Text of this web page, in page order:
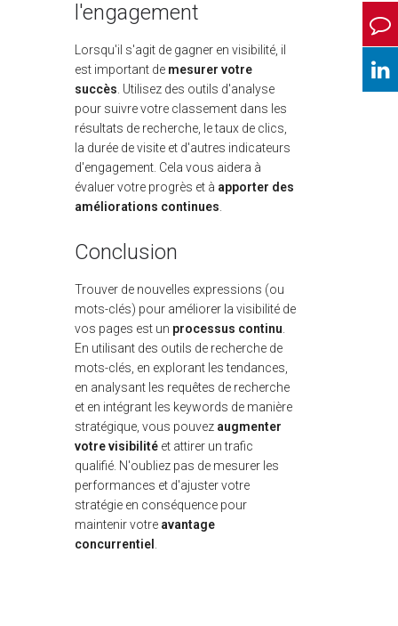
l'engagement
Lorsqu'il s'agit de gagner en visibilité, il
est important de mesurer votre
succès . Utilisez des outils d'analyse
pour suivre votre classement dans les
résultats de recherche, le taux de clics,
la durée de visite et d'autres indicateurs
d'engagement. Cela vous aidera à
évaluer votre progrès et à apporter des
améliorations continues
Conclusion
Trouver de nouvelles expressions (ou
mots-clés) pour améliorer la visibilité de
vos pages est un processus continu
En utilisant des outils de recherche de
mots-clés, en explorant les tendances,
en analysant les requêtes de recherche
et en intégrant les keywords de manière
stratégique, vous pouvez augmenter
votre visibilité et attirer un trafic
qualifié. N'oubliez pas de mesurer les
performances et d'ajuster votre
stratégie en conséquence pour
maintenir votre avantage
concurrentiel